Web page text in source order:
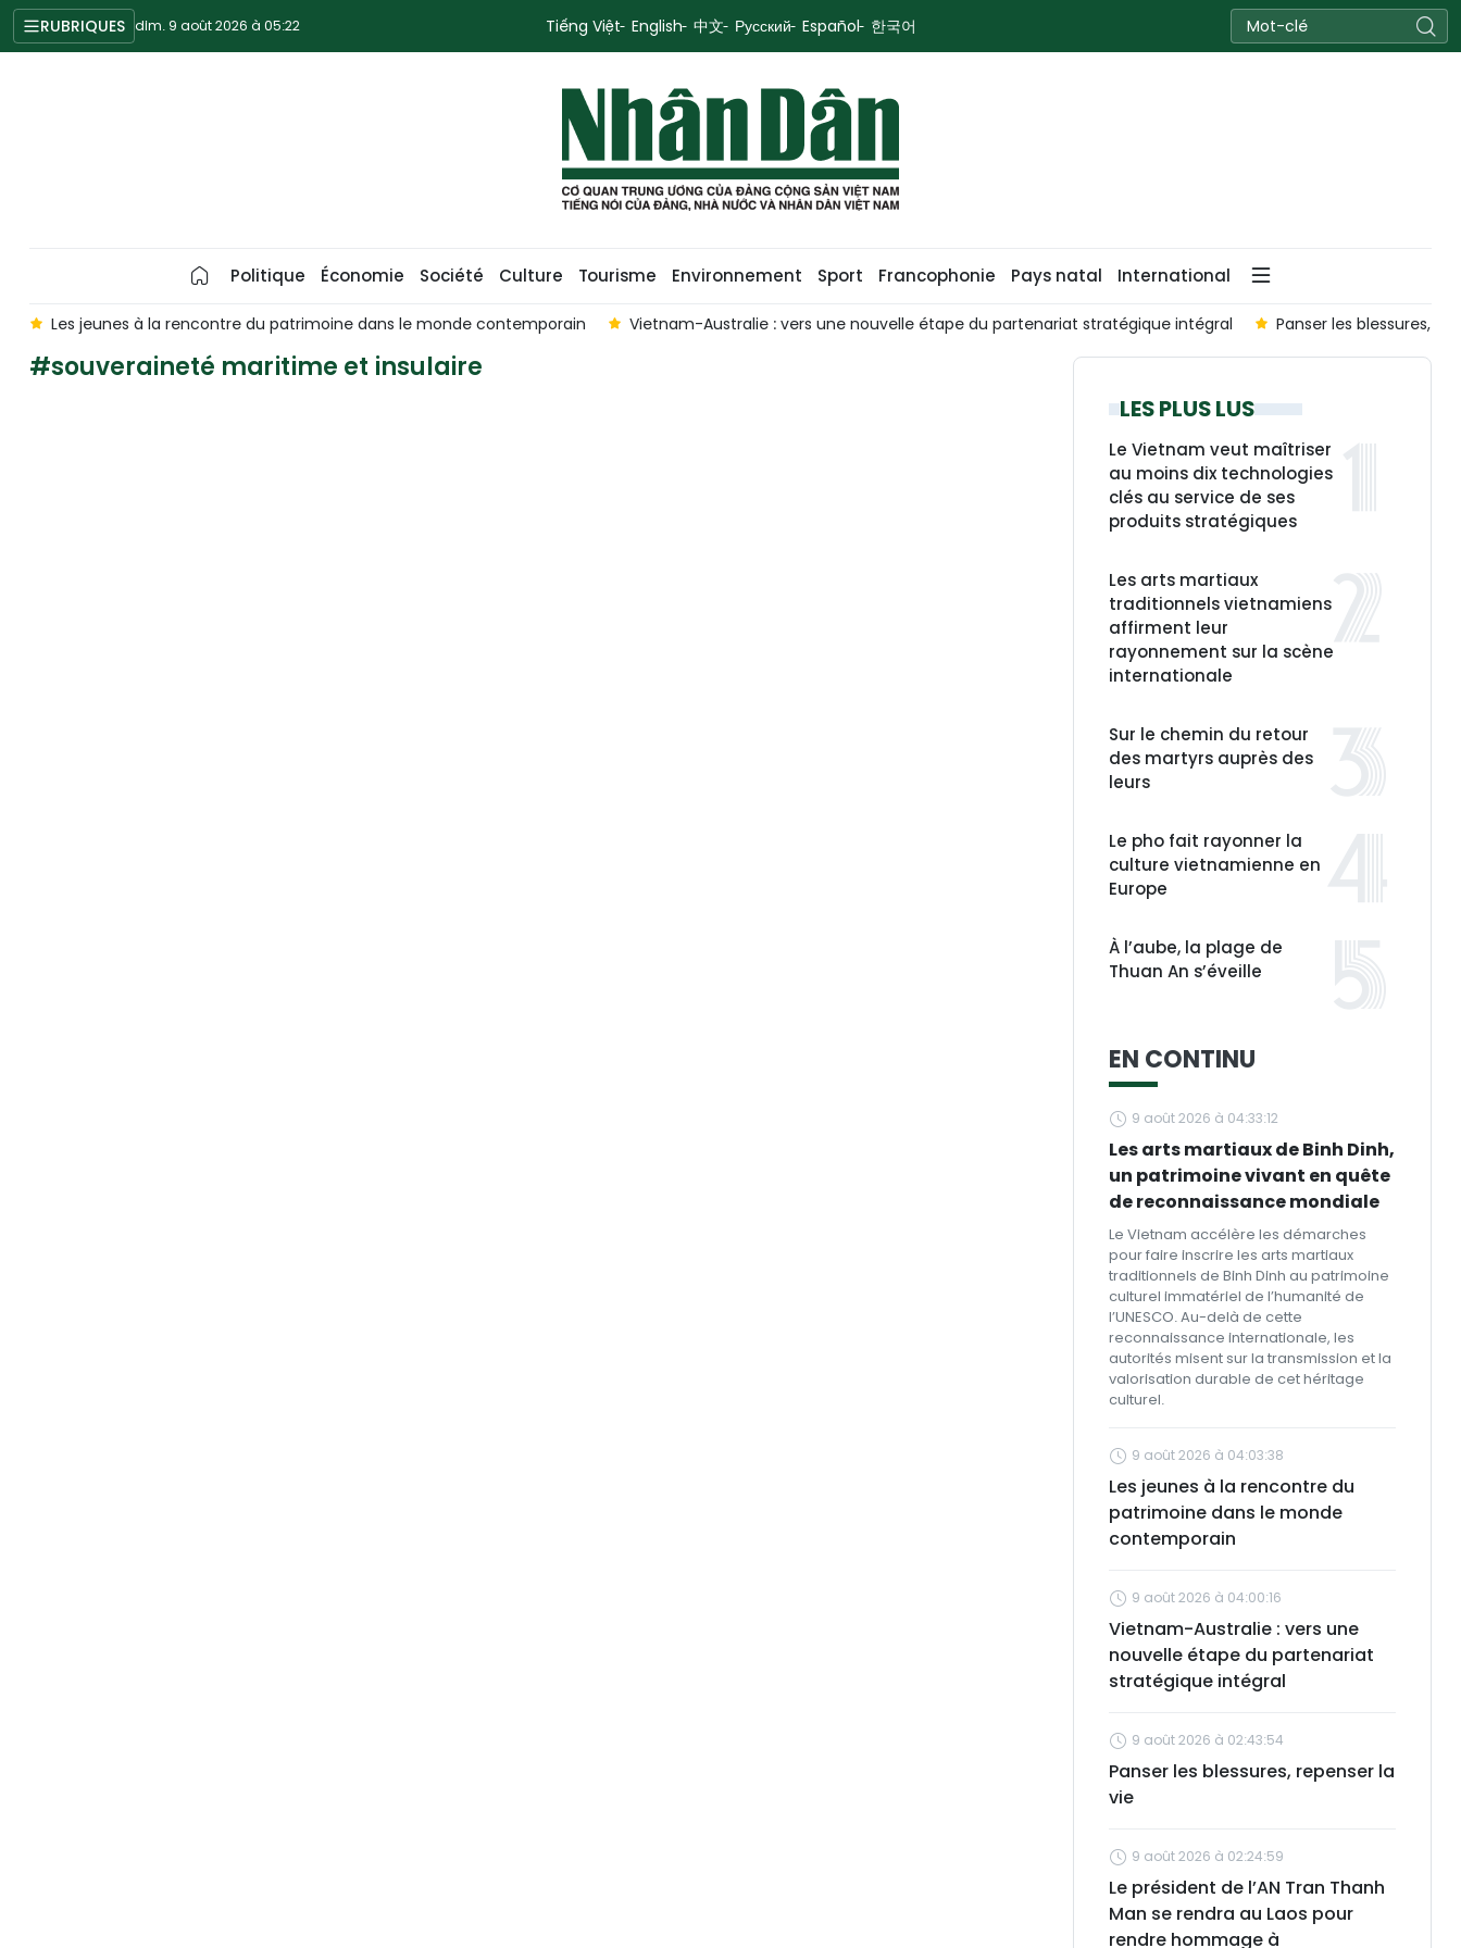
RUBRIQUES dim. 9 août 2026 à 05:22 Tiếng Việt English 中文 Русский Español 한국어
Politique Économie Société Culture Tourisme Environnement Sport Francophonie Pays natal International
Les jeunes à la rencontre du patrimoine dans le monde contemporain Vietnam-Australie : vers une nouvelle étape du partenariat stratégique intégral Panser les blessures,
#souveraineté maritime et insulaire
LES PLUS LUS
Le Vietnam veut maîtriser
au moins dix technologies
clés au service de ses
produits stratégiques
Les arts martiaux
traditionnels vietnamiens
affirment leur
rayonnement sur la scène
internationale
Sur le chemin du retour
des martyrs auprès des
leurs
Le pho fait rayonner la
culture vietnamienne en
Europe
À l’aube, la plage de
Thuan An s’éveille
EN CONTINU
9 août 2026 à 04:33:12
Les arts martiaux de Binh Dinh,
un patrimoine vivant en quête
de reconnaissance mondiale
Le Vietnam accélère les démarches
pour faire inscrire les arts martiaux
traditionnels de Binh Dinh au patrimoine
culturel immatériel de l’humanité de
l’UNESCO. Au-delà de cette
reconnaissance internationale, les
autorités misent sur la transmission et la
valorisation durable de cet héritage
culturel.
9 août 2026 à 04:03:38
Les jeunes à la rencontre du
patrimoine dans le monde
contemporain
9 août 2026 à 04:00:16
Vietnam-Australie : vers une
nouvelle étape du partenariat
stratégique intégral
9 août 2026 à 02:43:54
Panser les blessures, repenser la
vie
9 août 2026 à 02:24:59
Le président de l’AN Tran Thanh
Man se rendra au Laos pour
rendre hommage à